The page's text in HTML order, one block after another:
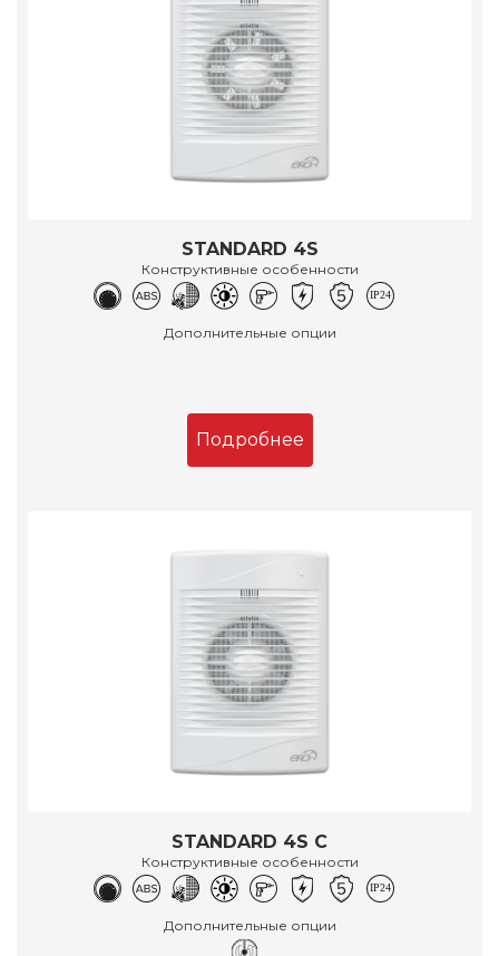
STANDARD 4S
Конструктивные особенности
Дополнительные опции
Подробнее
STANDARD 4S C
Конструктивные особенности
Дополнительные опции